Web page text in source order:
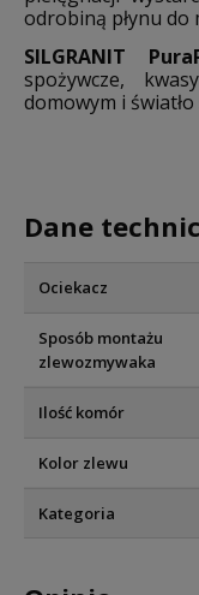
odrobiną płynu do
SILGRANIT
spożywcze,
domowym i światło
Dane
Ociekacz
Sposób montażu
zlewozmywaka
Ilość komór
Kolor zlewu
Kategoria